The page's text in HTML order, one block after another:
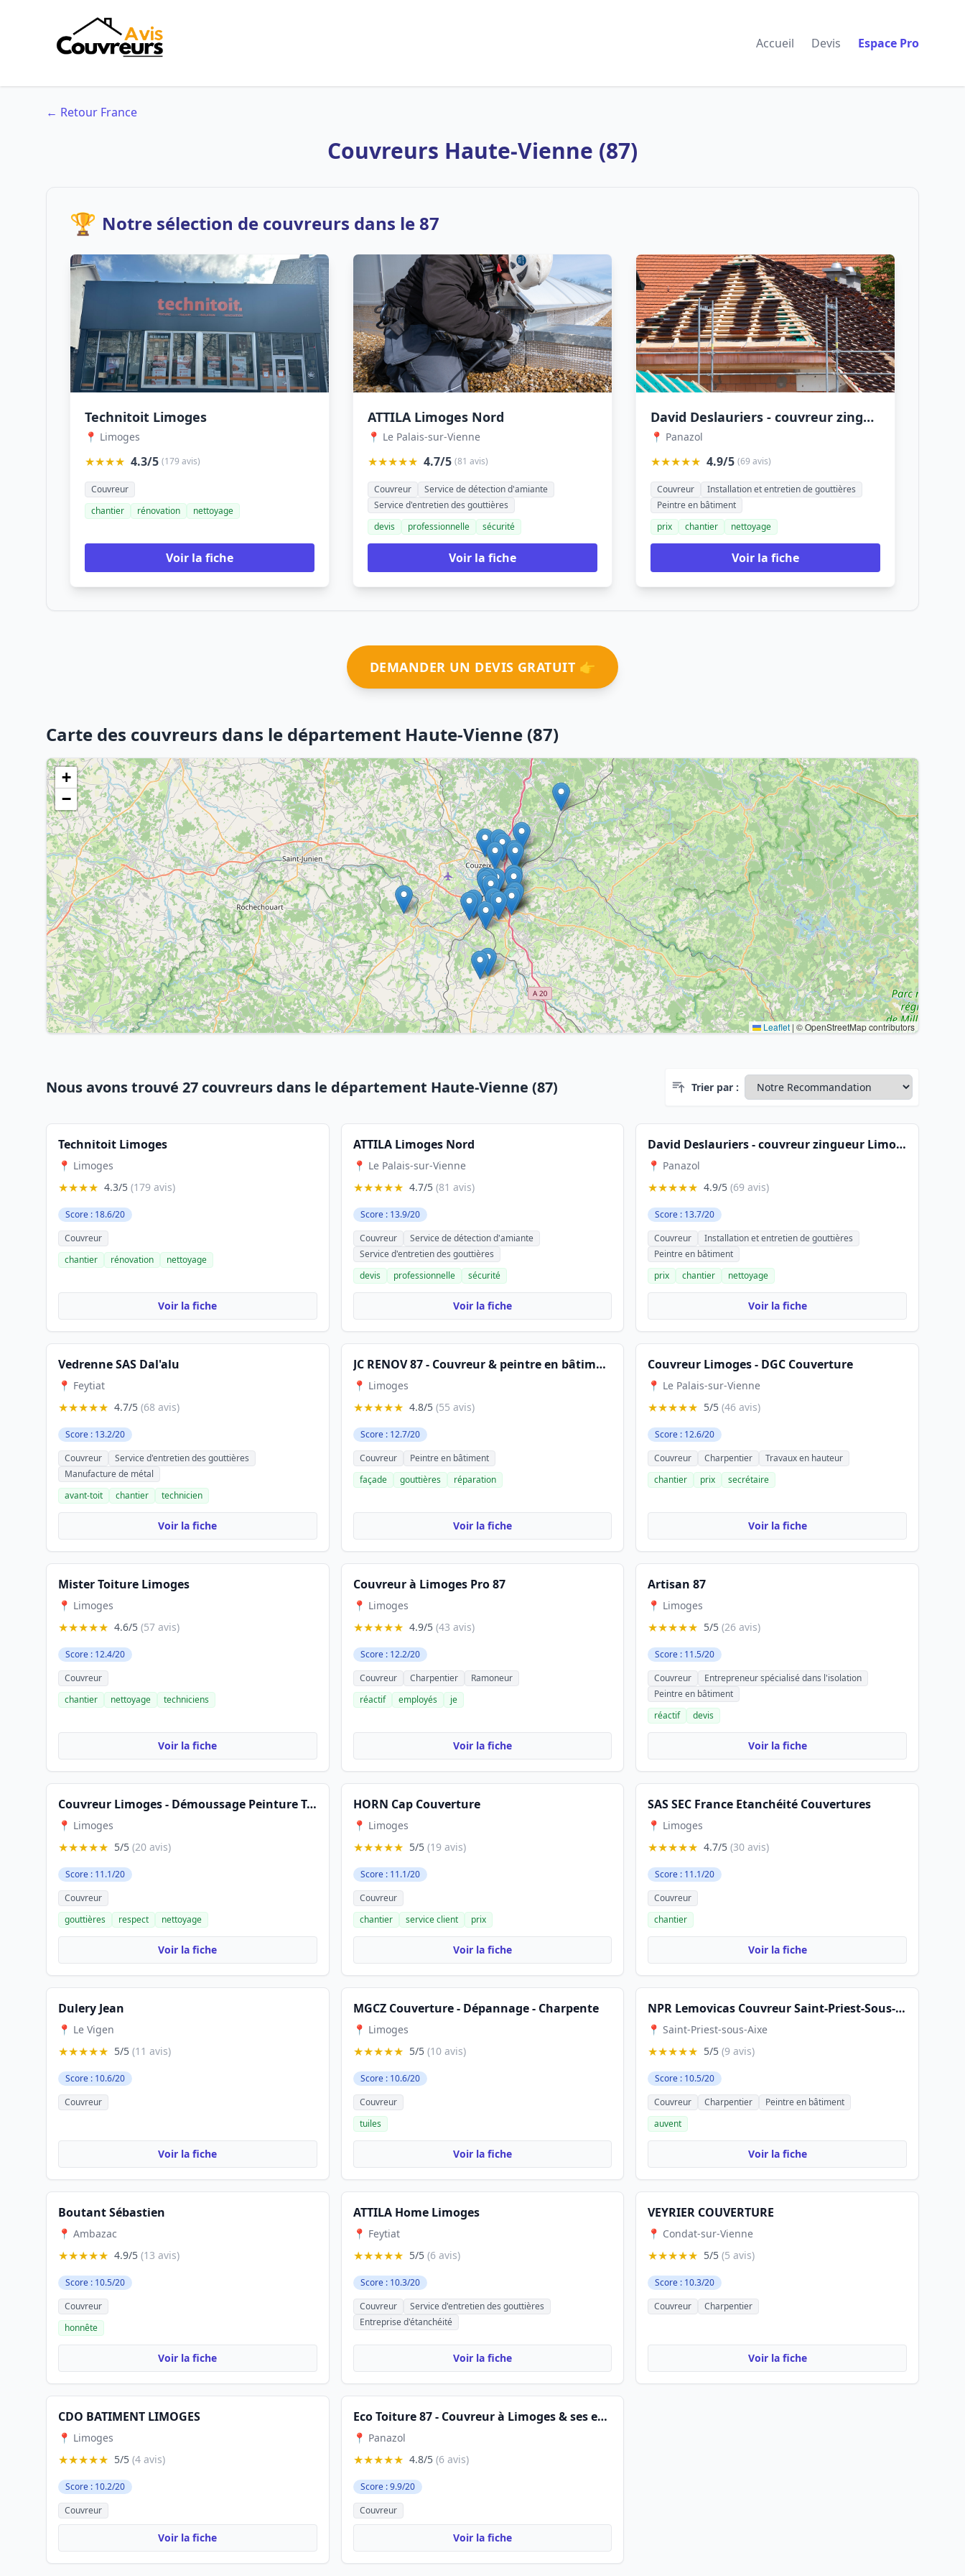
Accueil Devis Espace Pro
← Retour France
Couvreurs Haute-Vienne (87)
🏆 Notre sélection de couvreurs dans le 87
Technitoit Limoges
📍 Limoges
★★★★ 4.3/5 (179 avis)
Couvreur
chantier
rénovation nettoyage
Voir la fiche
ATTILA Limoges Nord
📍 Le Palais-sur-Vienne
★★★★★ 4.7/5 (81 avis)
Couvreur
Service de détection d'amiante
Service d'entretien des gouttières
devis
professionnelle sécurité
Voir la fiche
David Deslauriers - couvreur zingueur Limoges
📍 Panazol
★★★★★ 4.9/5 (69 avis)
Couvreur
Installation et entretien de gouttières
Peintre en bâtiment
prix
chantier nettoyage
Voir la fiche
DEMANDER UN DEVIS GRATUIT 👉
Carte des couvreurs dans le département Haute-Vienne (87)
+
−
Leaflet | © OpenStreetMap contributors
Nous avons trouvé 27 couvreurs dans le département Haute-Vienne (87) Trier par :
Technitoit Limoges
📍 Limoges
★★★★ 4.3/5 (179 avis)
Score : 18.6/20
Couvreur
chantier
rénovation nettoyage
Voir la fiche
ATTILA Limoges Nord
📍 Le Palais-sur-Vienne
★★★★★ 4.7/5 (81 avis)
Score : 13.9/20
Couvreur
Service de détection d'amiante
Service d'entretien des gouttières
devis
professionnelle sécurité
Voir la fiche
David Deslauriers - couvreur zingueur Limoges
📍 Panazol
★★★★★ 4.9/5(69 avis)
Score : 13.7/20
Couvreur
Installation et entretien de gouttières
Peintre en bâtiment
prix
chantier nettoyage
Voir la fiche
Vedrenne SAS Dal'alu
📍 Feytiat
★★★★★ 4.7/5 (68 avis)
Score : 13.2/20
Couvreur
Service d'entretien des gouttières
Manufacture de métal
avant-toit
chantier technicien
Voir la fiche
JC RENOV 87 - Couvreur & peintre en bâtiment Demoussage spécialiste nettoyage et traitement hydrofuge toiture gouttière
📍 Limoges
★★★★★ 4.8/5 (55 avis)
Score : 12.7/20
Couvreur
Peintre en bâtiment
façade
gouttières réparation
Voir la fiche
Couvreur Limoges - DGC Couverture
📍 Le Palais-sur-Vienne
★★★★★ 5/5(46 avis)
Score : 12.6/20
Couvreur
Charpentier
Travaux en hauteur
chantier
prix secrétaire
Voir la fiche
Mister Toiture Limoges
📍 Limoges
★★★★★ 4.6/5 (57 avis)
Score : 12.4/20
Couvreur
chantier
nettoyage techniciens
Voir la fiche
Couvreur à Limoges Pro 87
📍 Limoges
★★★★★ 4.9/5 (43 avis)
Score : 12.2/20
Couvreur
Charpentier
Ramoneur
réactif
employés je
Voir la fiche
Artisan 87
📍 Limoges
★★★★★ 5/5(26 avis)
Score : 11.5/20
Couvreur
Entrepreneur spécialisé dans l'isolation
Peintre en bâtiment
réactif
devis
Voir la fiche
Couvreur Limoges - Démoussage Peinture Toiture
📍 Limoges
★★★★★ 5/5 (20 avis)
Score : 11.1/20
Couvreur
gouttières
respect nettoyage
Voir la fiche
HORN Cap Couverture
📍 Limoges
★★★★★ 5/5 (19 avis)
Score : 11.1/20
Couvreur
chantier
service client prix
Voir la fiche
SAS SEC France Etanchéité Couvertures
📍 Limoges
★★★★★ 4.7/5(30 avis)
Score : 11.1/20
Couvreur
chantier
Voir la fiche
Dulery Jean
📍 Le Vigen
★★★★★ 5/5 (11 avis)
Score : 10.6/20
Couvreur
Voir la fiche
MGCZ Couverture - Dépannage - Charpente
📍 Limoges
★★★★★ 5/5 (10 avis)
Score : 10.6/20
Couvreur
tuiles
Voir la fiche
NPR Lemovicas Couvreur Saint-Priest-Sous-Aixe Limoges Haute-Vienne 87 Ravalement de Façade Charpentier Isolation
📍 Saint-Priest-sous-Aixe
★★★★★ 5/5(9 avis)
Score : 10.5/20
Couvreur
Charpentier
Peintre en bâtiment
auvent
Voir la fiche
Boutant Sébastien
📍 Ambazac
★★★★★ 4.9/5 (13 avis)
Score : 10.5/20
Couvreur
honnête
Voir la fiche
ATTILA Home Limoges
📍 Feytiat
★★★★★ 5/5 (6 avis)
Score : 10.3/20
Couvreur
Service d'entretien des gouttières
Entreprise d'étanchéité
Voir la fiche
VEYRIER COUVERTURE
📍 Condat-sur-Vienne
★★★★★ 5/5(5 avis)
Score : 10.3/20
Couvreur
Charpentier
Voir la fiche
CDO BATIMENT LIMOGES
📍 Limoges
★★★★★ 5/5 (4 avis)
Score : 10.2/20
Couvreur
Voir la fiche
Eco Toiture 87 - Couvreur à Limoges & ses environs - Couverture, Dépannage, Entretien
📍 Panazol
★★★★★ 4.8/5 (6 avis)
Score : 9.9/20
Couvreur
Voir la fiche